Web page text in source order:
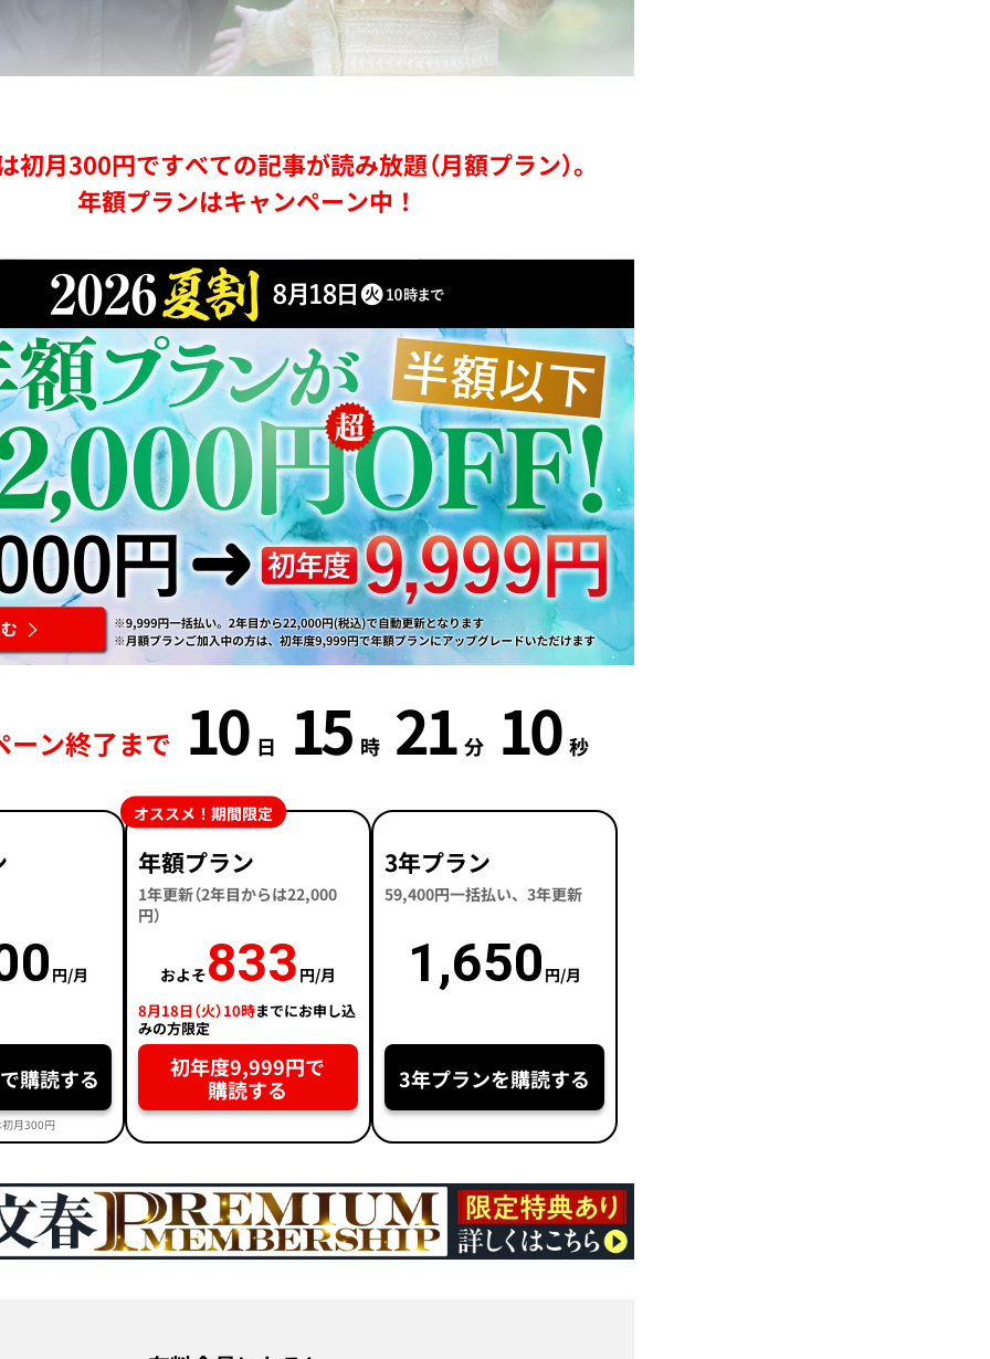
初月300円ですべての記事が読み放題（月額プラン）。
年額プランはキャンペーン中！
ーン終了まで 10 日 15 時 21 分 9 秒
円/月
購読する
月300円
年額プラン
1年更新（2年目からは22,000
円）
およそ833 円/月
8月18日（火）10時までにお申し込
みの方限定
初年度9,999円で
購読する
オススメ！期間限定
3年プラン
59,400円一括払い、3年更新
1,650 円/月
3年プランを購読する